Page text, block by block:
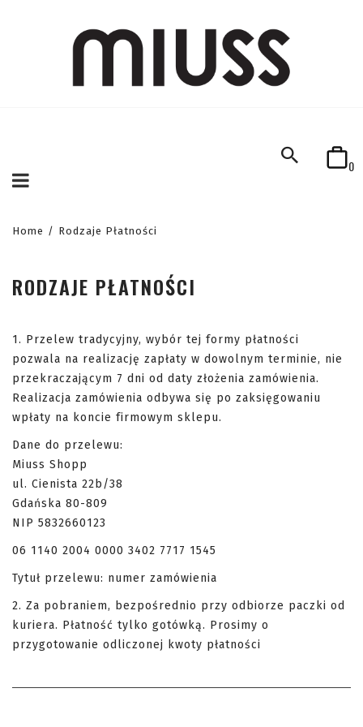
0
Home / Rodzaje Płatności
RODZAJE PŁATNOŚCI
1. Przelew tradycyjny, wybór tej formy płatności
pozwala na realizację zapłaty w dowolnym terminie, nie
przekraczającym 7 dni od daty złożenia zamówienia.
Realizacja zamówienia odbywa się po zaksięgowaniu
wpłaty na koncie firmowym sklepu.
Dane do przelewu:
Miuss Shopp
ul. Cienista 22b/38
Gdańska 80-809
NIP 5832660123
06 1140 2004 0000 3402 7717 1545
Tytuł przelewu: numer zamówienia
2. Za pobraniem, bezpośrednio przy odbiorze paczki od
kuriera. Płatność tylko gotówką. Prosimy o
przygotowanie odliczonej kwoty płatności